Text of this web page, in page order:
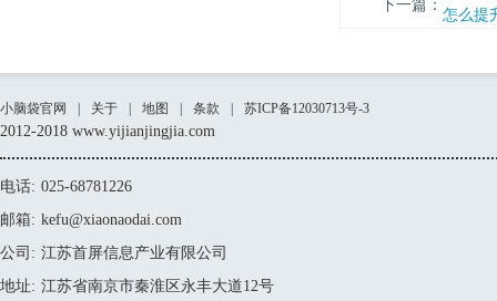
下一篇： 怎么提
小脑袋官网 关于 地图 条款 苏ICP备12030713号-3
2012-2018 www.yijianjingjia.com
电话: 025-68781226
邮箱: kefu@xiaonaodai.com
公司: 江苏首屏信息产业有限公司
地址: 江苏省南京市秦淮区永丰大道12号